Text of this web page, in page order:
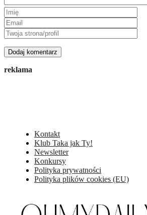
reklama
Kontakt
Klub Taka jak Ty!
Newsletter
Konkursy
Polityka prywatności
Polityka plików cookies (EU)